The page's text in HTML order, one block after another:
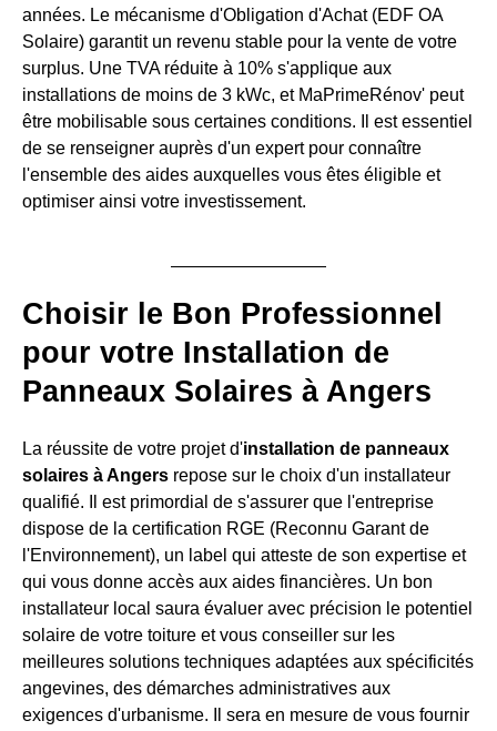
années. Le mécanisme d'Obligation d'Achat (EDF OA
Solaire) garantit un revenu stable pour la vente de votre
surplus. Une TVA réduite à 10% s'applique aux
installations de moins de 3 kWc, et MaPrimeRénov' peut
être mobilisable sous certaines conditions. Il est essentiel
de se renseigner auprès d'un expert pour connaître
l'ensemble des aides auxquelles vous êtes éligible et
optimiser ainsi votre investissement.
Choisir le Bon Professionnel
pour votre Installation de
Panneaux Solaires à Angers
La réussite de votre projet d'installation de panneaux
solaires à Angers repose sur le choix d'un installateur
qualifié. Il est primordial de s'assurer que l'entreprise
dispose de la certification RGE (Reconnu Garant de
l'Environnement), un label qui atteste de son expertise et
qui vous donne accès aux aides financières. Un bon
installateur local saura évaluer avec précision le potentiel
solaire de votre toiture et vous conseiller sur les
meilleures solutions techniques adaptées aux spécificités
angevines, des démarches administratives aux
exigences d'urbanisme. Il sera en mesure de vous fournir